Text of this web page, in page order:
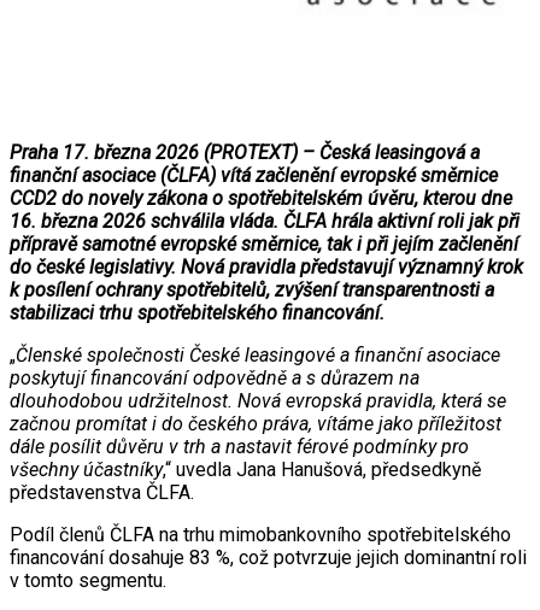
Praha 17. března 2026 (PROTEXT) – Česká leasingová a
finanční asociace (ČLFA) vítá začlenění evropské směrnice
CCD2 do novely zákona o spotřebitelském úvěru, kterou dne
16. března 2026 schválila vláda. ČLFA hrála aktivní roli jak při
přípravě samotné evropské směrnice, tak i při jejím začlenění
do české legislativy. Nová pravidla představují významný krok
k posílení ochrany spotřebitelů, zvýšení transparentnosti a
stabilizaci trhu spotřebitelského financování.
„Členské společnosti České leasingové a finanční asociace
poskytují financování odpovědně a s důrazem na
dlouhodobou udržitelnost. Nová evropská pravidla, která se
začnou promítat i do českého práva, vítáme jako příležitost
dále posílit důvěru v trh a nastavit férové podmínky pro
všechny účastníky,“ uvedla Jana Hanušová, předsedkyně
představenstva ČLFA.
Podíl členů ČLFA na trhu mimobankovního spotřebitelského
financování dosahuje 83 %, což potvrzuje jejich dominantní roli
v tomto segmentu.